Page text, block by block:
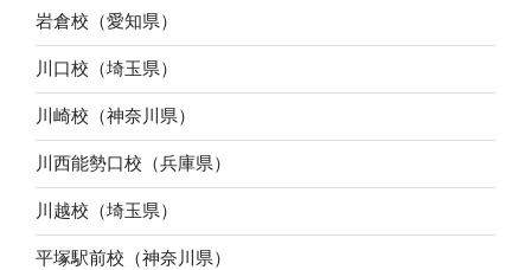
岩倉校（愛知県）
川口校（埼玉県）
川崎校（神奈川県）
川西能勢口校（兵庫県）
川越校（埼玉県）
平塚駅前校（神奈川県）